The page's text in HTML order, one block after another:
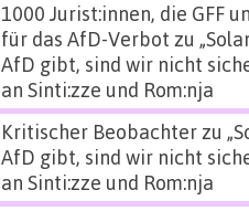
1000 Jurist:innen, die GFF
für das AfD-Verbot zu
AfD gibt, sind wir nicht
an Sinti:zze und Rom:nja
Kritischer Beobachterzu
AfD gibt, sind wir nicht
an Sinti:zze und Rom:nja